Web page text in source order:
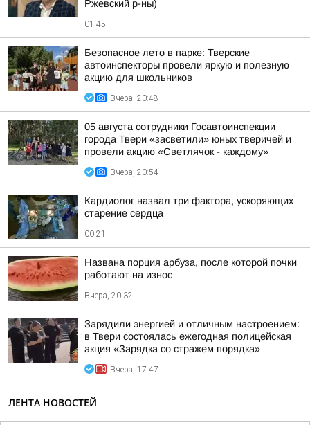
Ржевский р-ны)
01:45
Безопасное лето в парке: Тверские
автоинспекторы провели яркую и полезную
акцию для школьников
Вчера, 20:48
05 августа сотрудники Госавтоинспекции
города Твери «засветили» юных тверичей и
провели акцию «Светлячок - каждому»
Вчера, 20:54
Кардиолог назвал три фактора, ускоряющих
старение сердца
00:21
Названа порция арбуза, после которой почки
работают на износ
Вчера, 20:32
Зарядили энергией и отличным настроением:
в Твери состоялась ежегодная полицейская
акция «Зарядка со стражем порядка»
Вчера, 17:47
ЛЕНТА НОВОСТЕЙ